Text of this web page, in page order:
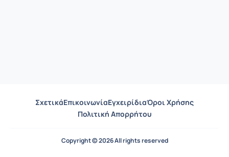
ΣχετικάΕπικοινωνίαΕγχειρίδιαΌροι Χρήσης
Πολιτική Απορρήτου
Copyright © 2026 All rights reserved